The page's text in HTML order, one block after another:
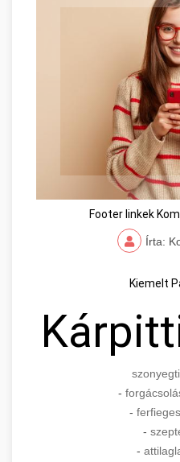
Footer linkek
Írta:
Kiemelt
-
-
-
-